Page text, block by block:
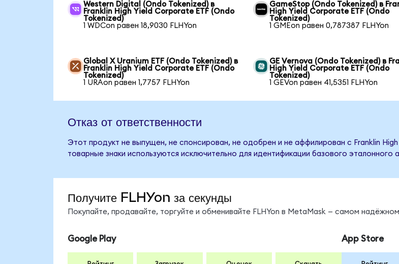
Western Digital (Ondo Tokenized) в
Franklin High Yield Corporate ETF (Ondo
Tokenized)
1 WDCon равен 18,9030 FLHYon
GameStop (Ondo Tokenized) в
High Yield Corporate ETF (Ondo
Tokenized)
1 GMEon равен 0,787387 FLHYon
Global X Uranium ETF (Ondo Tokenized) в
Franklin High Yield Corporate ETF (Ondo
Tokenized)
1 URAon равен 1,7757 FLHYon
GE Vernova (Ondo Tokenized) в
High Yield Corporate ETF (Ondo
Tokenized)
1 GEVon равен 41,5351 FLHYon
Отказ от ответственности
Этот продукт не выпущен, не спонсирован, не одобрен и не аффилирован с Franklin
товарные знаки используются исключительно для идентификации базового эталонного
Получите FLHYon за секунды
Покупайте, продавайте, торгуйте и обменивайте FLHYon в MetaMask — самом
Google Play App Store